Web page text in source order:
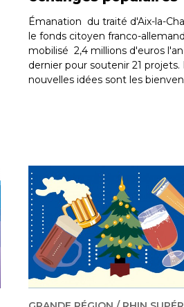
Émanation du traité d'Aix-la-
le fonds citoyen franco-
mobilisé 2,4 millions d'euros l'an
dernier pour soutenir 21 projets.
nouvelles idées sont les